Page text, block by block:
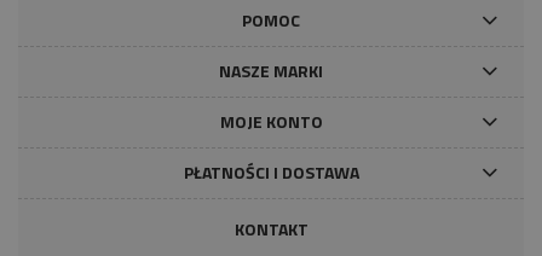
POMOC
NASZE MARKI
MOJE KONTO
PŁATNOŚCI I DOSTAWA
KONTAKT